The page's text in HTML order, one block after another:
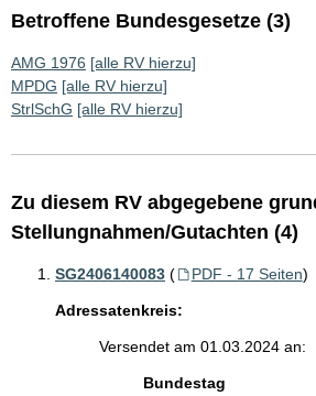
Betroffene Bundesgesetze (3)
AMG 1976 [alle RV hierzu]
MPDG [alle RV hierzu]
StrlSchG [alle RV hierzu]
Zu diesem RV abgegebene
Stellungnahmen/Gutachten (4)
SG2406140083 ( PDF - 17 Seiten)
Adressatenkreis:
Versendet am 01.03.2024 an:
Bundestag